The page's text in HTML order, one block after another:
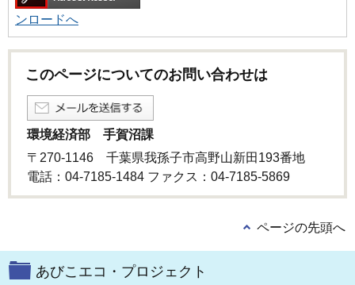
ンロードへ
このページについてのお問い合わせは
環境経済部 手賀沼課
〒270-1146 千葉県我孫子市高野山新田193番地
電話：04-7185-1484 ファクス：04-7185-5869
ページの先頭へ
あびこエコ・プロジェクト